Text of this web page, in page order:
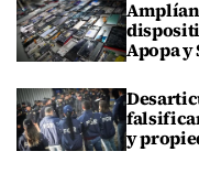
Apopa y
y